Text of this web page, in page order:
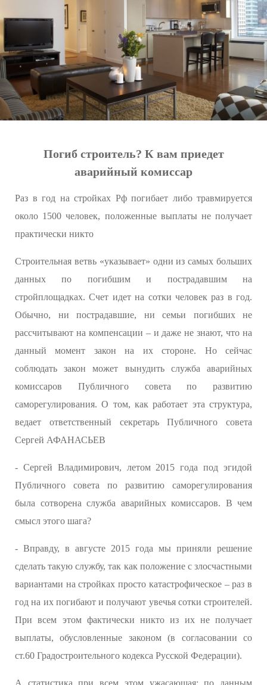
Погиб строитель? К вам приедет
аварийный комиссар
Раз в год на стройках Рф погибает либо травмируется
около 1500 человек, положенные выплаты не получает
практически никто
Строительная ветвь «указывает» одни из самых больших
данных по погибшим и пострадавшим на
стройплощадках. Счет идет на сотки человек раз в год.
Обычно, ни пострадавшие, ни семьи погибших не
рассчитывают на компенсации – и даже не знают, что на
данный момент закон на их стороне. Но сейчас
соблюдать закон может вынудить служба аварийных
комиссаров Публичного совета по развитию
саморегулирования. О том, как работает эта структура,
ведает ответственный секретарь Публичного совета
Сергей АФАНАСЬЕВ
- Сергей Владимирович, летом 2015 года под эгидой
Публичного совета по развитию саморегулирования
была сотворена служба аварийных комиссаров. В чем
смысл этого шага?
- Вправду, в августе 2015 года мы приняли решение
сделать такую службу, так как положение с злосчастными
вариантами на стройках просто катастрофическое – раз в
год на их погибают и получают увечья сотки строителей.
При всем этом фактически никто из их не получает
выплаты, обусловленные законом (в согласовании со
ст.60 Градостроительного кодекса Русской Федерации).